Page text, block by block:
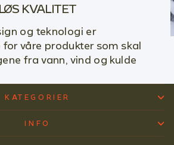
KVALITET
og teknologi er
våre produkter som skal
fra vann, vind og kulde
KATEGORIER
INFO